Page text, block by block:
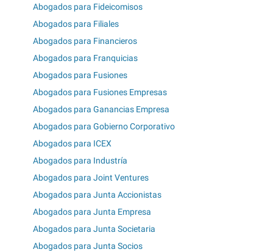
Abogados para Fideicomisos
Abogados para Filiales
Abogados para Financieros
Abogados para Franquicias
Abogados para Fusiones
Abogados para Fusiones Empresas
Abogados para Ganancias Empresa
Abogados para Gobierno Corporativo
Abogados para ICEX
Abogados para Industría
Abogados para Joint Ventures
Abogados para Junta Accionistas
Abogados para Junta Empresa
Abogados para Junta Societaria
Abogados para Junta Socios